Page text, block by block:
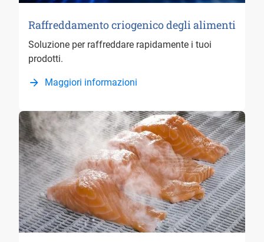
Raffreddamento criogenico degli alimenti
Soluzione per raffreddare rapidamente i tuoi
prodotti.
Maggiori informazioni